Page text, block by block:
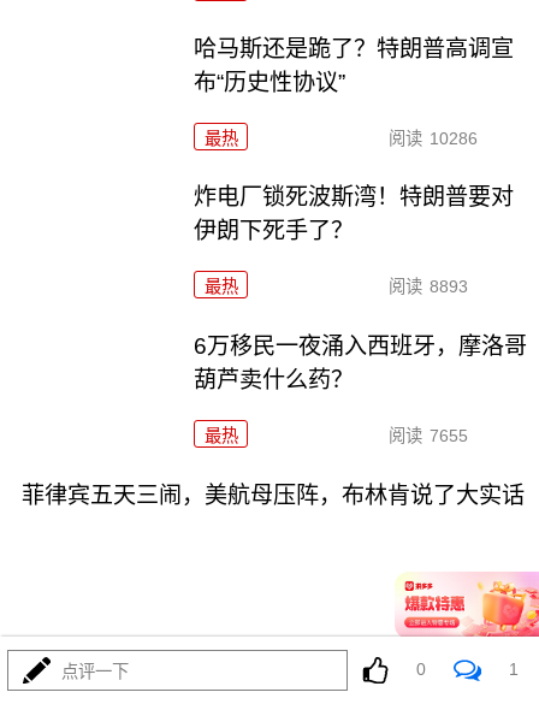
哈马斯还是跪了？特朗普高调宣
布“历史性协议”
最热 阅读 10286
炸电厂锁死波斯湾！特朗普要对
伊朗下死手了？
最热 阅读 8893
6万移民一夜涌入西班牙，摩洛哥
葫芦卖什么药？
最热 阅读 7655
菲律宾五天三闹，美航母压阵，布林肯说了大实话
最热 26771
点评一下 0 1